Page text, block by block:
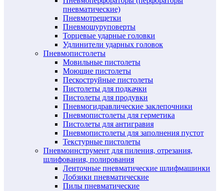
пневматические)
Пневмотрещетки
Пневмошуруповерты
Торцевые ударные головки
Удлинители ударных головок
Пневмопистолеты
Мовильные пистолеты
Моющие пистолеты
Пескоструйные пистолеты
Пистолеты для подкачки
Пистолеты для продувки
Пневмогидравлические заклепочники
Пневмопистолеты для герметика
Пистолеты для антигравия
Пневмопистолеты для заполнения пустот
Текстурные пистолеты
Пневмоинструмент для пиления, отрезания,
шлифования, полирования
Ленточные пневматические шлифмашинки
Лобзики пневматические
Пилы пневматические